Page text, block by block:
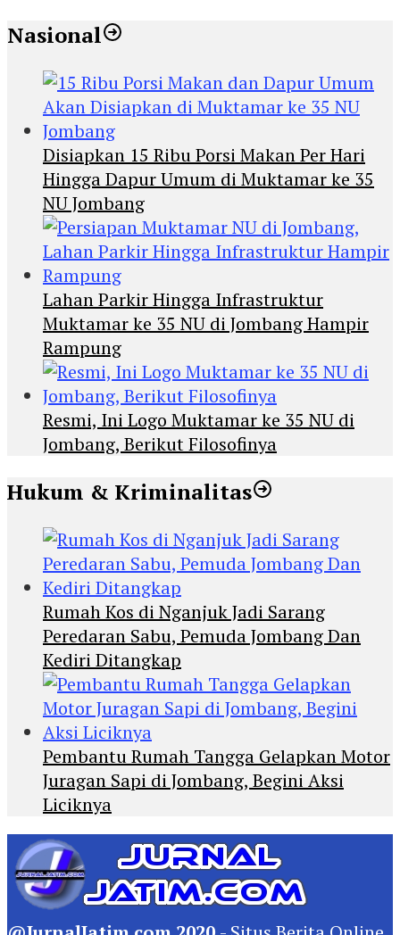
Nasional
Disiapkan 15 Ribu Porsi Makan Per Hari
Hingga Dapur Umum di Muktamar ke 35
NU Jombang
Lahan Parkir Hingga Infrastruktur
Muktamar ke 35 NU di Jombang Hampir
Rampung
Resmi, Ini Logo Muktamar ke 35 NU di
Jombang, Berikut Filosofinya
Hukum & Kriminalitas
Rumah Kos di Nganjuk Jadi Sarang
Peredaran Sabu, Pemuda Jombang Dan
Kediri Ditangkap
Pembantu Rumah Tangga Gelapkan Motor
Juragan Sapi di Jombang, Begini Aksi
Liciknya